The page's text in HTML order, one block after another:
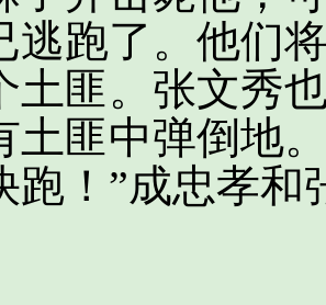
逃跑了。他们
土匪。张文秀
土匪中弹倒地
跑！”成忠孝